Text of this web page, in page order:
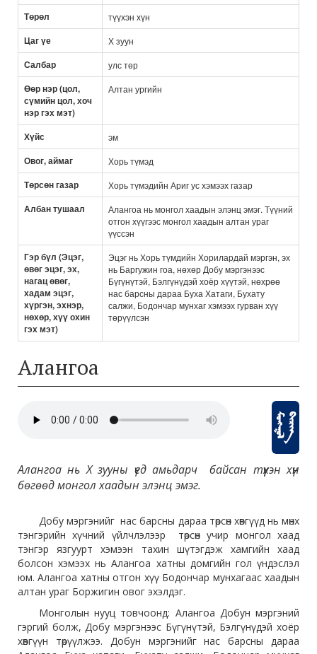
Төрөл түүхэн хүн
Цаг үе Х зуун
Салбар улс төр
Өөр нэр (цол,
сүмийн цол, хоч
нэр гэх мэт)
Алтан ургийн
Хүйс эм
Овог, аймаг Хорь түмэд
Төрсөн газар Хорь түмэдийн Ариг ус хэмээх газар
Албан тушаал
Алангоа нь монгол хаадын элэнц эмэг. Түүний
отгон хүүгээс монгол хаадын алтан ураг
үүссэн
Гэр бүл (Эцэг,
өвөг эцэг, эх,
нагац өвөг,
хадам эцэг,
хүргэн, эхнэр,
нөхөр, хүү охин
гэх мэт)
Эцэг нь Хорь түмдийн Хорилардай мэргэн, эх
нь Баргужин гоа, нөхөр Добу мэргэнээс
Бүгүнүтэй, Бэлгүнүдэй хоёр хүүтэй, нөхрөө
нас барсны дараа Буха Хатаги, Бухату
салжи, Бодончар мунхаг хэмээх гурван хүү
төрүүлсэн
Алангоа
Алангоа нь Х зууны үед амьдарч байсан түүхэн хүн
бөгөөд монгол хаадын элэнц эмэг.
Добу мэргэнийг нас барсны дараа төрсөн хөвгүүд нь мөнх
тэнгэрийн хүчний үйлчлэлээр төрсөн учир монгол хаад
тэнгэр язгуурт хэмээн тахин шүтэгдэж хамгийн хаад
болсон хэмээх нь Алангоа хатны домгийн гол үндэслэл
юм. Алангоа хатны отгон хүү Бодончар мунхагаас хаадын
алтан ураг Боржигин овог эхэлдэг.
Монголын нууц товчоонд: Алангоа Добун мэргэний
гэргий болж, Добу мэргэнээс Бүгүнүтэй, Бэлгүнүдэй хоёр
хөвгүүн төрүүлжээ. Добун мэргэнийг нас барсны дараа